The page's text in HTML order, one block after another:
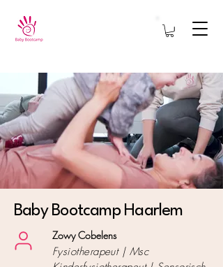
Baby Bootcamp Haarlem
Zowy Cobelens
Fysiotherapeut | Msc